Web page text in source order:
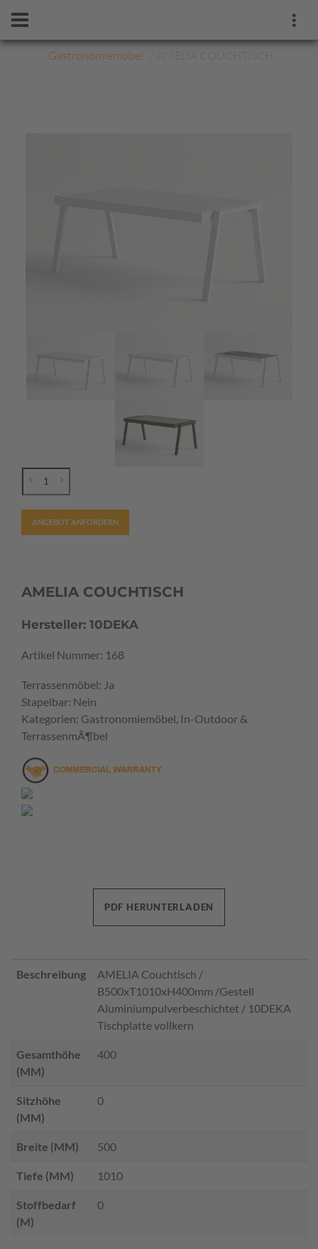
Gastronomiemöbel
ANGEBOT ANFORDERN
AMELIA COUCHTISCH
Hersteller: 10DEKA
Artikel Nummer: 168
Terrassenmöbel: Ja
Stapelbar: Nein
Kategorien: Gastronomiemöbel, In-Outdoor &
TerrassenmÃ¶bel
PDF HERUNTERLADEN
Beschreibung
AMELIA Couchtisch /
B500xT1010xH400mm /Gestell
Aluminiumpulverbeschichtet / 10DEKA
Tischplatte vollkern
Gesamthöhe
(MM)
400
Sitzhöhe
(MM)
0
Breite (MM) 500
Tiefe (MM) 1010
Stoffbedarf
(M)
0